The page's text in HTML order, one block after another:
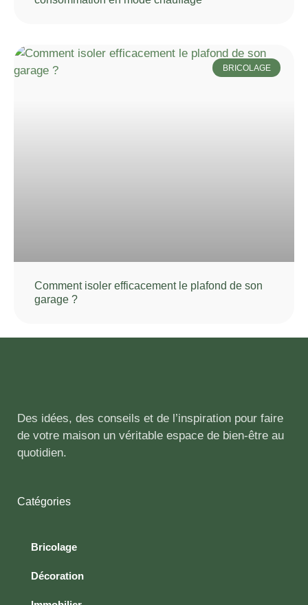
BRICOLAGE
Comment isoler efficacement le plafond de son
garage ?
Des idées, des conseils et de l’inspiration pour faire
de votre maison un véritable espace de bien-être au
quotidien.
Catégories
Bricolage
Décoration